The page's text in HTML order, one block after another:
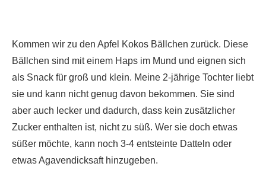
Kommen wir zu den Apfel Kokos Bällchen zurück. Diese
Bällchen sind mit einem Haps im Mund und eignen sich
als Snack für groß und klein. Meine 2-jährige Tochter liebt
sie und kann nicht genug davon bekommen. Sie sind
aber auch lecker und dadurch, dass kein zusätzlicher
Zucker enthalten ist, nicht zu süß. Wer sie doch etwas
süßer möchte, kann noch 3-4 entsteinte Datteln oder
etwas Agavendicksaft hinzugeben.